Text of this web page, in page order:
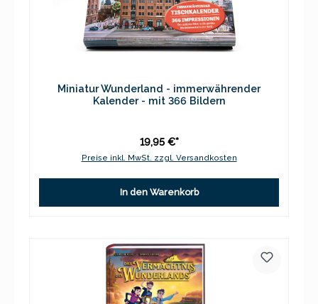
Miniatur Wunderland - immerwährender
Kalender - mit 366 Bildern
19,95 €*
Preise inkl. MwSt. zzgl. Versandkosten
In den Warenkorb